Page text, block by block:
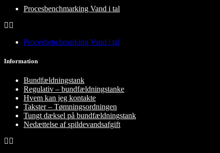
Procesbenchmarking Vand i tal
Procesbenchmarking Vand i tal
Information
Bundfældningstank
Regulativ – bundfældningstanke
Hvem kan jeg kontakte
Takster – Tømningsordningen
Tungt dæksel på bundfældningstank
Nedættelse af spildevandsafgift